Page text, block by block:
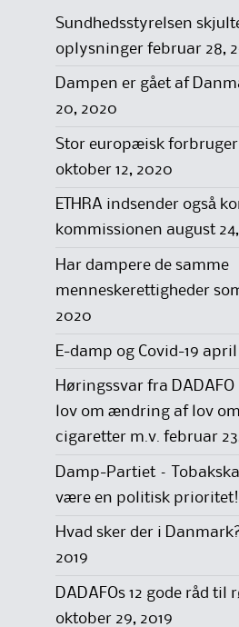
Sundhedsstyrelsen
oplysninger februar 28,
Dampen er gået af
20, 2020
Stor europæisk
oktober 12, 2020
ETHRA indsender også
kommissionen august
Har dampere de samme
menneskerettigheder
2020
E-damp og Covid-19 april
Høringssvar fra
lov om ændring af lov
cigaretter m.v. februar
Damp-Partiet –
være en politisk prioritet!
Hvad sker der i
2019
DADAFOs 12 gode råd til
oktober 29, 2019